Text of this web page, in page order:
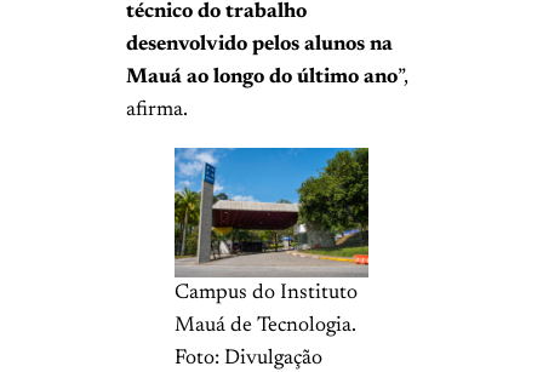
técnico do trabalho
desenvolvido pelos alunos na
Mauá ao longo do último ano”,
afirma.
Campus do Instituto
Mauá de Tecnologia.
Foto: Divulgação